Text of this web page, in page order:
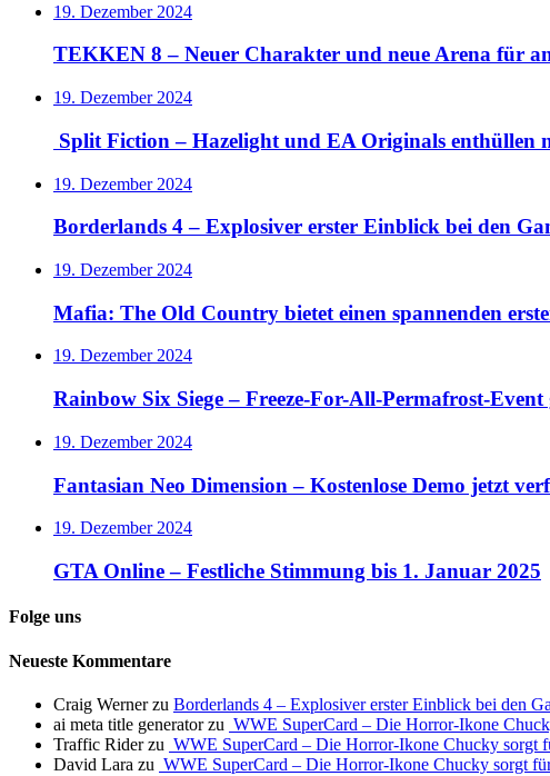
19. Dezember 2024
TEKKEN 8 – Neuer Charakter und neue Arena für
19. Dezember 2024
Split Fiction – Hazelight und EA Originals enthüllen
19. Dezember 2024
Borderlands 4 – Explosiver erster Einblick bei den
19. Dezember 2024
Mafia: The Old Country bietet einen spannenden
19. Dezember 2024
Rainbow Six Siege – Freeze-For-All-Permafrost-Event
19. Dezember 2024
Fantasian Neo Dimension – Kostenlose Demo jetzt
19. Dezember 2024
GTA Online – Festliche Stimmung bis 1. Januar 2025
Folge uns
Neueste Kommentare
Craig Wernerzu Borderlands 4 – Explosiver erster Einblick bei den
ai meta title generatorzu WWE SuperCard – Die Horror-Ikone
Traffic Riderzu WWE SuperCard – Die Horror-Ikone Chucky sorgt
David Lara zu WWE SuperCard – Die Horror-Ikone Chucky sorgt